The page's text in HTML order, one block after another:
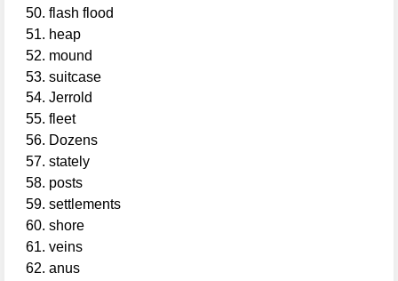
flash flood
heap
mound
suitcase
Jerrold
fleet
Dozens
stately
posts
settlements
shore
veins
anus